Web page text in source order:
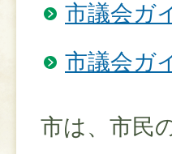
市議会ガ
市議会ガ
市は、市民